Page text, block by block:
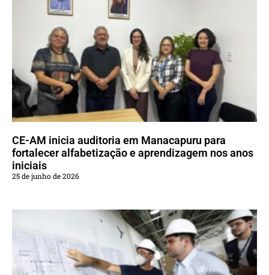
CE-AM inicia auditoria em Manacapuru para
fortalecer alfabetização e aprendizagem nos anos
iniciais
25 de junho de 2026